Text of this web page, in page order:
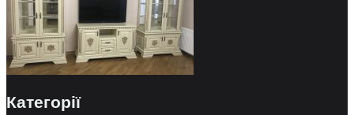
Категорії